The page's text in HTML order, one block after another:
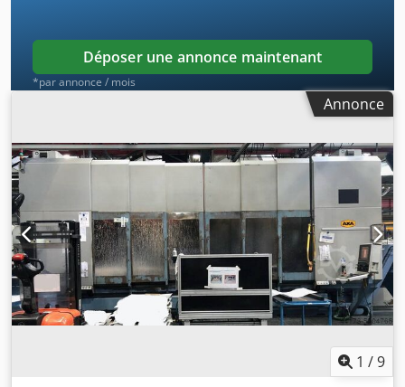
Déposer une annonce maintenant
*par annonce / mois
Annonce
1 /9